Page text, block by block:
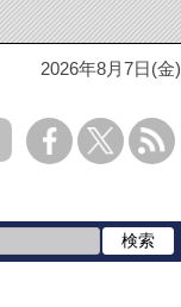
2026年8月7日(金)